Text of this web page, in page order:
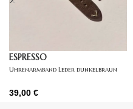
ESPRESSO
Uhrenarmband Leder dunkelbraun
39,00 €